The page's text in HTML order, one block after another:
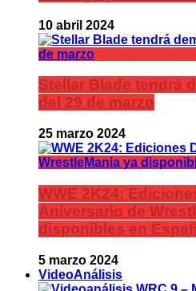
10 abril 2024
Stellar Blade tendrá
del 29 de marzo
25 marzo 2024
WWE 2K24:
Aniversario de
disponibles en
5 marzo 2024
VideoAnálisis